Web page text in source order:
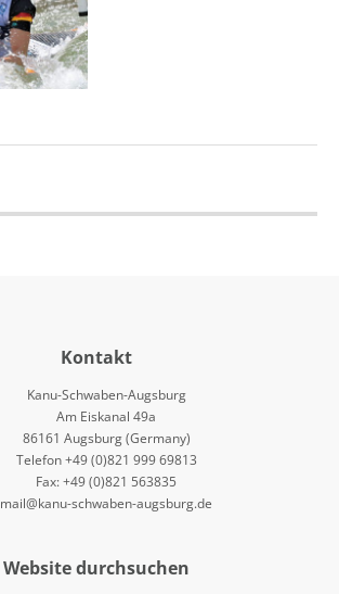
Kontakt
Kanu-Schwaben-Augsburg
Am Eiskanal 49a
86161 Augsburg (Germany)
Telefon +49 (0)821 999 69813
Fax: +49 (0)821 563835
mail@kanu-schwaben-augsburg.de
Website durchsuchen